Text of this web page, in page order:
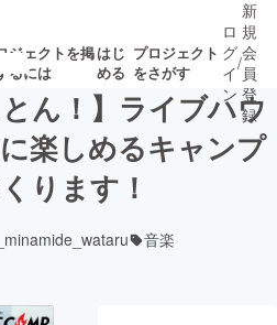
ジェクトを掲
るには
はじ
める
プロジェクト
をさがす
プロ募集終了が近いプ
ロジェクト
ロ
グ
イ
ン
/
新
規
会
員
登
録
ん！】ライブハウ
楽しめるキャンプ
ります！
音楽